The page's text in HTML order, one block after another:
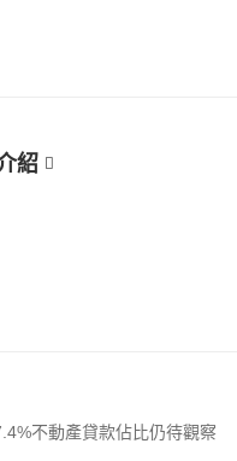
紹
不動產貸款佔比仍待觀察